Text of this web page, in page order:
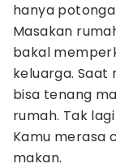
hanya
Masakan
bakal
keluarga.
bisa tenang
rumah. Tak
Kamu merasa
makan.